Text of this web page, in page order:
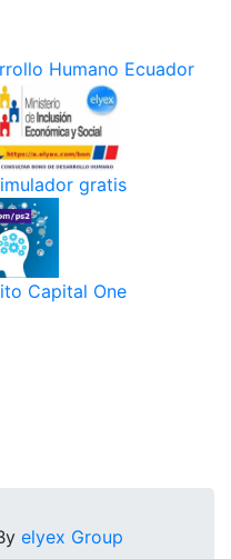
Humano Ecuador
gratis
Capital One
elyex Group